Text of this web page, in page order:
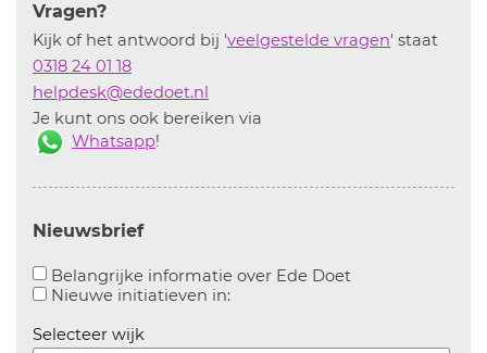
Vragen?
Kijk of het antwoord bij 'veelgestelde vragen' staat
0318 24 01 18
helpdesk@ededoet.nl
Je kunt ons ook bereiken via
Whatsapp!
Nieuwsbrief
Belangrijke informatie over Ede Doet
Nieuwe initiatieven in:Aanvinken om informatie over
Selecteer wijk